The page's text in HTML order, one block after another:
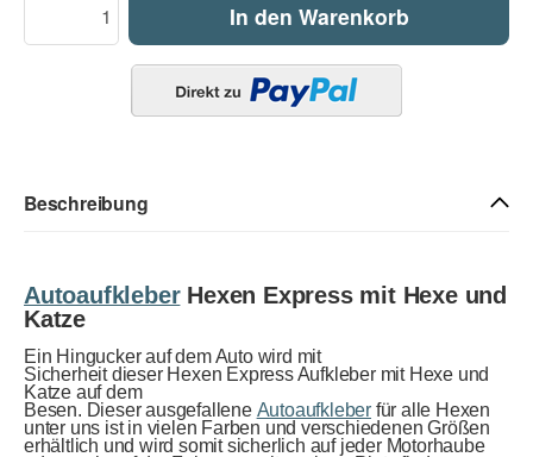
In den Warenkorb
Beschreibung
AutoaufkleberHexen Express mit Hexe und
Katze
Ein Hingucker auf dem Auto wird mit
Sicherheit dieser Hexen Express Aufkleber mit Hexe und
Katze auf dem
Besen. Dieser ausgefallene Autoaufkleber für alle Hexen
unter uns ist in vielen Farben und verschiedenen Größen
erhältlich und wird somit sicherlich auf jeder Motorhaube